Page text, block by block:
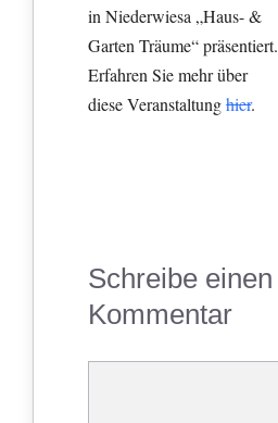
in Niederwiesa „Haus- &
Garten Träume“ präsentiert.
Erfahren Sie mehr über
diese Veranstaltunghier.
Schreibe einen
Kommentar